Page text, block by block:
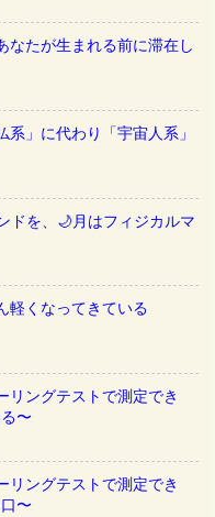
たが生まれる前に滞在し
系」に代わり「宇宙人系」
ドを、🌙月はフィジカルマ
軽くなってきている
リングテストで測定でき
〜
リングテストで測定でき
〜